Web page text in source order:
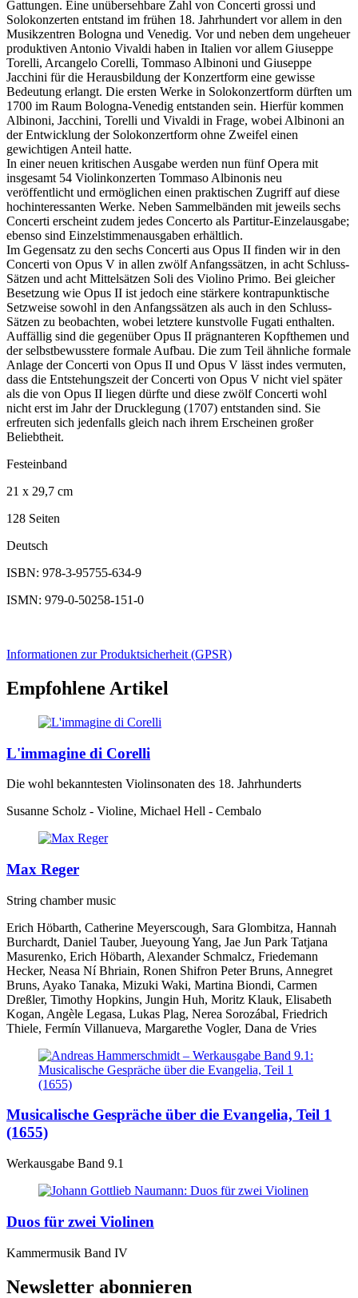
Gattungen. Eine unübersehbare Zahl von Concerti grossi und
Solokonzerten entstand im frühen 18. Jahrhundert vor allem in den
Musikzentren Bologna und Venedig. Vor und neben dem ungeheuer
produktiven Antonio Vivaldi haben in Italien vor allem Giuseppe
Torelli, Arcangelo Corelli, Tommaso Albinoni und Giuseppe
Jacchini für die Herausbildung der Konzertform eine gewisse
Bedeutung erlangt. Die ersten Werke in Solokonzertform dürften um
1700 im Raum Bologna-Venedig entstanden sein. Hierfür kommen
Albinoni, Jacchini, Torelli und Vivaldi in Frage, wobei Albinoni an
der Entwicklung der Solokonzertform ohne Zweifel einen
gewichtigen Anteil hatte.
In einer neuen kritischen Ausgabe werden nun fünf Opera mit
insgesamt 54 Violinkonzerten Tommaso Albinonis neu
veröffentlicht und ermöglichen einen praktischen Zugriff auf diese
hochinteressanten Werke. Neben Sammelbänden mit jeweils sechs
Concerti erscheint zudem jedes Concerto als Partitur-Einzelausgabe;
ebenso sind Einzelstimmenausgaben erhältlich.
Im Gegensatz zu den sechs Concerti aus Opus II finden wir in den
Concerti von Opus V in allen zwölf Anfangssätzen, in acht Schluss-
Sätzen und acht Mittelsätzen Soli des Violino Primo. Bei gleicher
Besetzung wie Opus II ist jedoch eine stärkere kontrapunktische
Setzweise sowohl in den Anfangssätzen als auch in den Schluss-
Sätzen zu beobachten, wobei letztere kunstvolle Fugati enthalten.
Auffällig sind die gegenüber Opus II prägnanteren Kopfthemen und
der selbstbewusstere formale Aufbau. Die zum Teil ähnliche formale
Anlage der Concerti von Opus II und Opus V lässt indes vermuten,
dass die Entstehungszeit der Concerti von Opus V nicht viel später
als die von Opus II liegen dürfte und diese zwölf Concerti wohl
nicht erst im Jahr der Drucklegung (1707) entstanden sind. Sie
erfreuten sich jedenfalls gleich nach ihrem Erscheinen großer
Beliebtheit.
Festeinband
21 x 29,7 cm
128 Seiten
Deutsch
ISBN: 978-3-95755-634-9
ISMN: 979-0-50258-151-0
Informationen zur Produktsicherheit (GPSR)
Empfohlene Artikel
L'immagine di Corelli
Die wohl bekanntesten Violinsonaten des 18. Jahrhunderts
Susanne Scholz - Violine, Michael Hell - Cembalo
Max Reger
String chamber music
Erich Höbarth, Catherine Meyerscough, Sara Glombitza, Hannah
Burchardt, Daniel Tauber, Jueyoung Yang, Jae Jun Park Tatjana
Masurenko, Erich Höbarth, Alexander Schmalcz, Friedemann
Hecker, Neasa Ní Bhriain, Ronen Shifron Peter Bruns, Annegret
Bruns, Ayako Tanaka, Mizuki Waki, Martina Biondi, Carmen
Dreßler, Timothy Hopkins, Jungin Huh, Moritz Klauk, Elisabeth
Kogan, Angèle Legasa, Lukas Plag, Nerea Sorozábal, Friedrich
Thiele, Fermín Villanueva, Margarethe Vogler, Dana de Vries
Musicalische Gespräche über die Evangelia, Teil 1
(1655)
Werkausgabe Band 9.1
Duos für zwei Violinen
Kammermusik Band IV
Newsletter abonnieren